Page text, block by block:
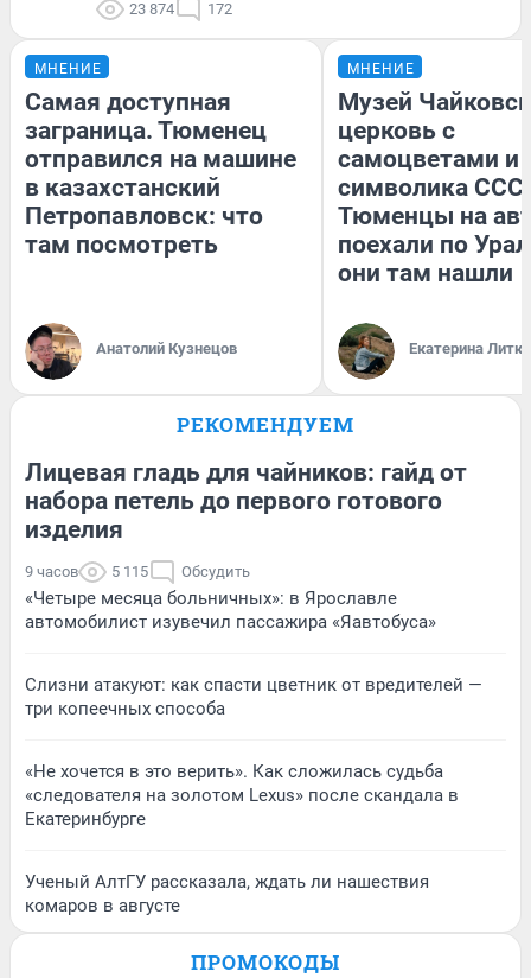
23 874 172
МНЕНИЕ
Самая доступная
заграница. Тюменец
отправился на машине
в казахстанский
Петропавловск: что
там посмотреть
Анатолий Кузнецов
МНЕНИЕ
Музей
церковь с
самоцветами и
символика
Тюменцы на
поехали по
они там нашли
Екатерина
РЕКОМЕНДУЕМ
Лицевая гладь для чайников: гайд от
набора петель до первого готового
изделия
9 часов 5 115 Обсудить
«Четыре месяца больничных»: в Ярославле
автомобилист изувечил пассажира «Яавтобуса»
Слизни атакуют: как спасти цветник от вредителей —
три копеечных способа
«Не хочется в это верить». Как сложилась судьба
«следователя на золотом Lexus» после скандала в
Екатеринбурге
Ученый АлтГУ рассказала, ждать ли нашествия
комаров в августе
ПРОМОКОДЫ